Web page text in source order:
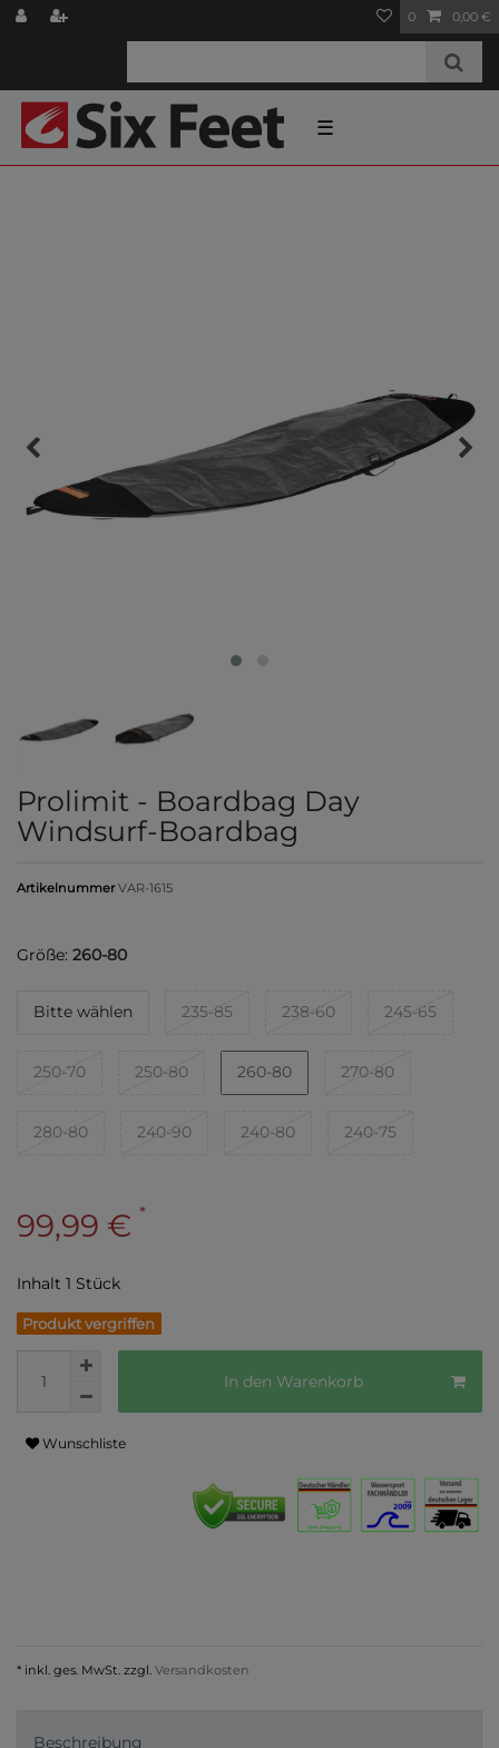
0 0,00 €
☰
Prolimit - Boardbag Day
Windsurf-Boardbag
ArtikelnummerVAR-1615
Größe: 260-80
Bitte wählen 235-85 238-60 245-65
250-70 250-80 260-80 270-80
280-80 240-90 240-80 240-75
99,99 € *
Inhalt 1 Stück
Produkt vergriffen
In den Warenkorb
Wunschliste
* inkl. ges. MwSt. zzgl. Versandkosten
Beschreibung